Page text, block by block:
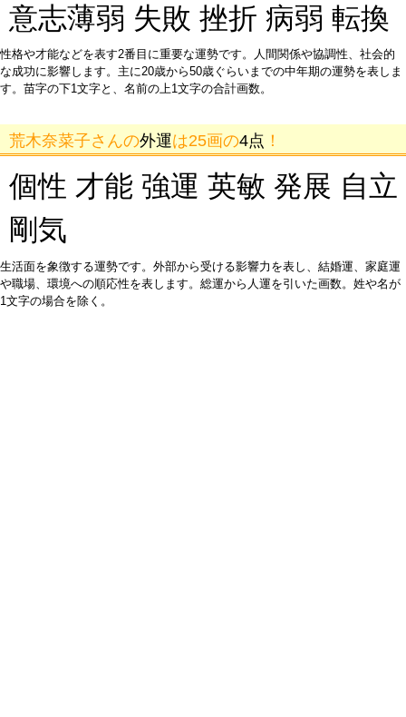
意志薄弱 失敗 挫折 病弱 転換
性格や才能などを表す2番目に重要な運勢です。人間関係や協調性、社会的
な成功に影響します。主に20歳から50歳ぐらいまでの中年期の運勢を表しま
す。苗字の下1文字と、名前の上1文字の合計画数。
荒木奈菜子さんの外運は25画の4点 ！
個性 才能 強運 英敏 発展 自立
剛気
生活面を象徴する運勢です。外部から受ける影響力を表し、結婚運、家庭運
や職場、環境への順応性を表します。総運から人運を引いた画数。姓や名が
1文字の場合を除く。